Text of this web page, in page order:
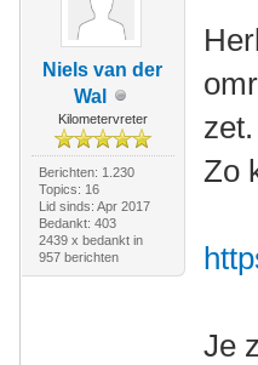
Niels van der
Wal
Kilometervreter
Berichten: 1.230
Topics: 16
Lid sinds: Apr 2017
Bedankt: 403
2439 x bedankt in
957 berichten
zet.
Zo
Je